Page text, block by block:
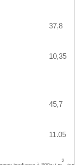
37,8
10,35
45,7
11.05
2